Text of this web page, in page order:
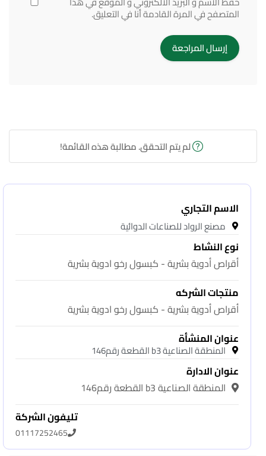
المتصفح في المرة القادمة أنا في التعليق.
لم يتم التحقق. مطالبة هذه القائمة!
الاسم التجاري
مصنع الرواد للصناعات الدوائية
نوع النشاط
أقراص أدوية بشرية - كبسول رخو ادوية بشرية
منتجات الشركه
أقراص أدوية بشرية - كبسول رخو ادوية بشرية
عنوان المنشأة
المنطقة الصناعية b3 القطعة رقم146
عنوان الادارة
المنطقة الصناعية b3 القطعة رقم146
تليفون الشركة
01117252465